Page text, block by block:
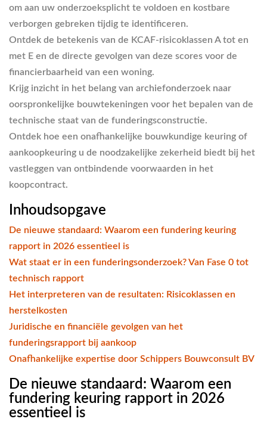
om aan uw onderzoeksplicht te voldoen en kostbare
verborgen gebreken tijdig te identificeren.
Ontdek de betekenis van de KCAF-risicoklassen A tot en
met E en de directe gevolgen van deze scores voor de
financierbaarheid van een woning.
Krijg inzicht in het belang van archiefonderzoek naar
oorspronkelijke bouwtekeningen voor het bepalen van de
technische staat van de funderingsconstructie.
Ontdek hoe een onafhankelijke bouwkundige keuring of
aankoopkeuring u de noodzakelijke zekerheid biedt bij het
vastleggen van ontbindende voorwaarden in het
koopcontract.
Inhoudsopgave
De nieuwe standaard: Waarom een fundering keuring
rapport in 2026 essentieel is
Wat staat er in een funderingsonderzoek? Van Fase 0 tot
technisch rapport
Het interpreteren van de resultaten: Risicoklassen en
herstelkosten
Juridische en financiële gevolgen van het
funderingsrapport bij aankoop
Onafhankelijke expertise door Schippers Bouwconsult BV
De nieuwe standaard: Waarom een
fundering keuring rapport in 2026
essentieel is